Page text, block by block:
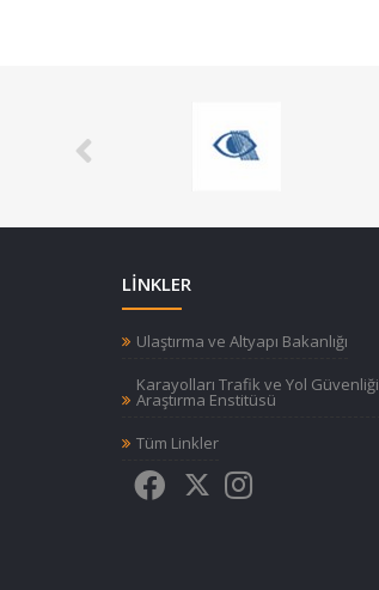
LİNKLER
Ulaştırma ve Altyapı Bakanlığı
Karayolları Trafik ve Yol Güvenliği
Araştırma Enstitüsü
Tüm Linkler